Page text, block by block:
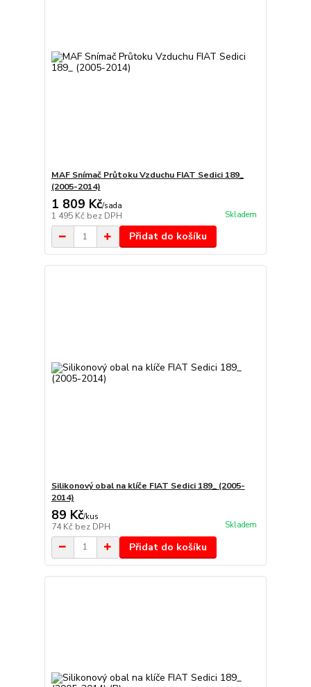
MAF Snímač Průtoku Vzduchu FIAT Sedici 189_
(2005-2014)
1 809 Kč/sada
1 495 Kč bez DPH Skladem
Přidat do košíku
Silikonový obal na klíče FIAT Sedici 189_ (2005-
2014)
89 Kč/kus
74 Kč bez DPH Skladem
Přidat do košíku